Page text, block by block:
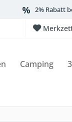
2% Rabatt
Camping